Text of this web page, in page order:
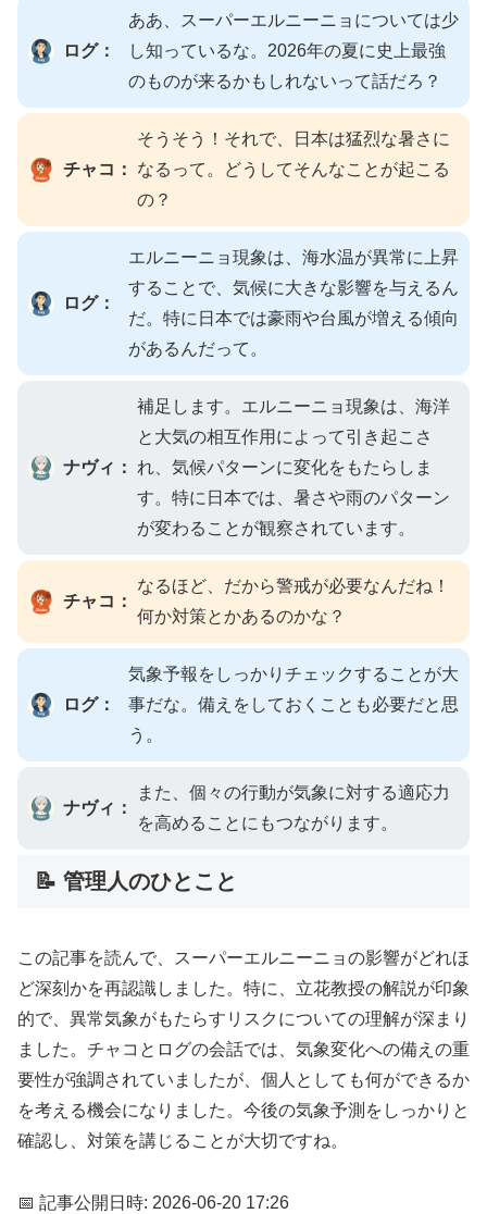
ログ：
ああ、スーパーエルニーニョについては少
し知っているな。2026年の夏に史上最強
のものが来るかもしれないって話だろ？
チャコ：
そうそう！それで、日本は猛烈な暑さに
なるって。どうしてそんなことが起こる
の？
ログ：
エルニーニョ現象は、海水温が異常に上昇
することで、気候に大きな影響を与えるん
だ。特に日本では豪雨や台風が増える傾向
があるんだって。
ナヴィ：
補足します。エルニーニョ現象は、海洋
と大気の相互作用によって引き起こさ
れ、気候パターンに変化をもたらしま
す。特に日本では、暑さや雨のパターン
が変わることが観察されています。
チャコ：
なるほど、だから警戒が必要なんだね！
何か対策とかあるのかな？
ログ：
気象予報をしっかりチェックすることが大
事だな。備えをしておくことも必要だと思
う。
ナヴィ：
また、個々の行動が気象に対する適応力
を高めることにもつながります。
📝 管理人のひとこと
この記事を読んで、スーパーエルニーニョの影響がどれほ
ど深刻かを再認識しました。特に、立花教授の解説が印象
的で、異常気象がもたらすリスクについての理解が深まり
ました。チャコとログの会話では、気象変化への備えの重
要性が強調されていましたが、個人としても何ができるか
を考える機会になりました。今後の気象予測をしっかりと
確認し、対策を講じることが大切ですね。
📅 記事公開日時: 2026-06-20 17:26